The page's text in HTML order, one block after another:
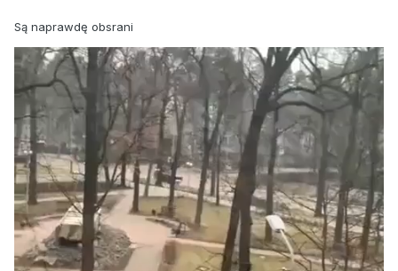
Są naprawdę obsrani